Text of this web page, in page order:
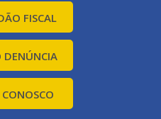
FISCAL
DENÚNCIA
CONOSCO